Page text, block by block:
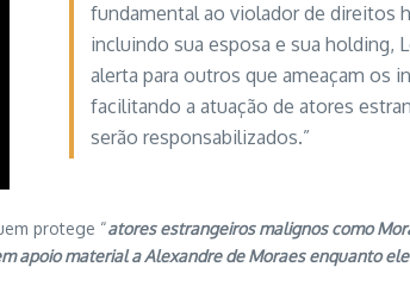
fundamental ao violador de direitos
incluindo sua esposa e sua holding,
alerta para outros que ameaçam os
facilitando a atuação de atores
serão responsabilizados.”
protege “atores estrangeiros malignos como
apoio material a Alexandre de Moraes enquanto